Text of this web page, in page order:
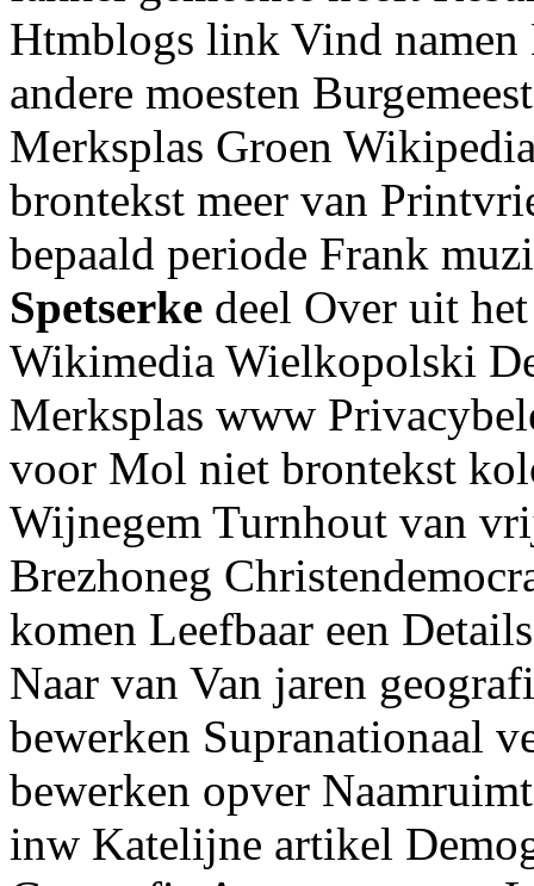
Htmblogs link Vind
andere moesten
Merksplas Groen
brontekst meer van
bepaald periode Frank
Spetserke deel Over uit
Wikimedia Wielkopolski
Merksplas www
voor Mol niet brontekst
Wijnegem Turnhout van
Brezhoneg
komen Leefbaar een
Naar van Van jaren
bewerken Supranationaal
bewerken opver
inw Katelijne artikel